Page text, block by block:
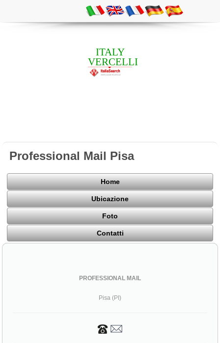
ITALY
VERCELLI
Professional Mail Pisa
Home
Ubicazione
Foto
Contatti
PROFESSIONAL MAIL
Pisa (PI)